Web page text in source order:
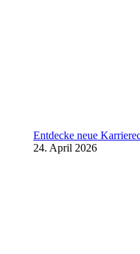
Entdecke neue
24. April 2026